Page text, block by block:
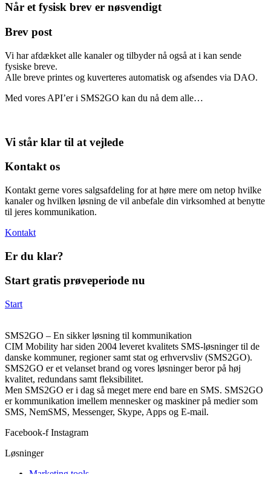
Når et fysisk brev er nøsvendigt
Brev post
Vi har afdækket alle kanaler og tilbyder nå også at i kan sende
fysiske breve.
Alle breve printes og kuverteres automatisk og afsendes via DAO.
Med vores API’er i SMS2GO kan du nå dem alle…
Vi står klar til at vejlede
Kontakt os
Kontakt gerne vores salgsafdeling for at høre mere om netop hvilke
kanaler og hvilken løsning de vil anbefale din virksomhed at benytte
til jeres kommunikation.
Kontakt
Er du klar?
Start gratis prøveperiode nu
Start
SMS2GO – En sikker løsning til kommunikation
CIM Mobility har siden 2004 leveret kvalitets SMS-løsninger til de
danske kommuner, regioner samt stat og erhvervsliv (SMS2GO).
SMS2GO er et velanset brand og vores løsninger beror på høj
kvalitet, redundans samt fleksibilitet.
Men SMS2GO er i dag så meget mere end bare en SMS. SMS2GO
er kommunikation imellem mennesker og maskiner på medier som
SMS, NemSMS, Messenger, Skype, Apps og E-mail.
Facebook-f Instagram
Løsninger
Marketing tools